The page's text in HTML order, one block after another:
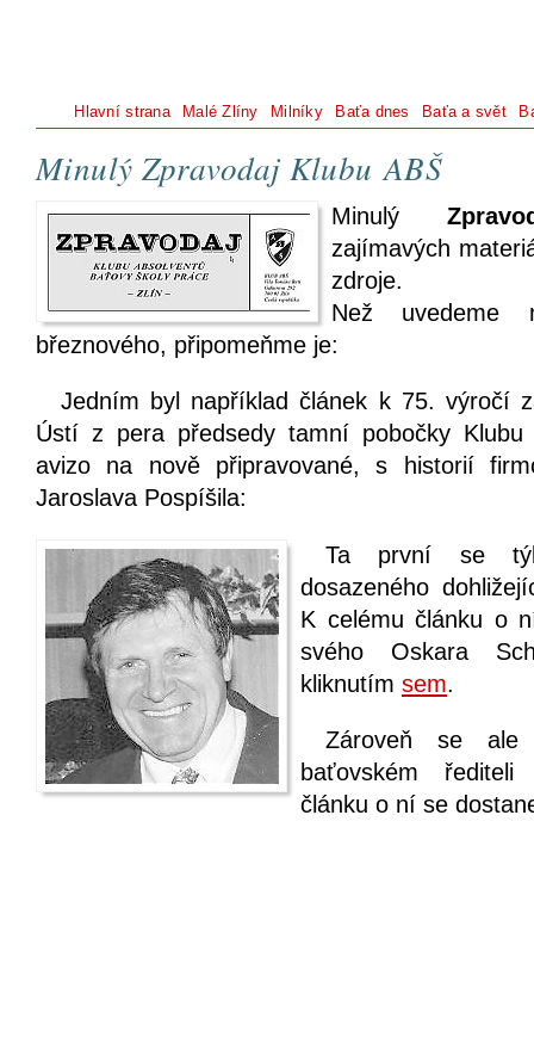
Hlavní strana Malé Zlíny Milníky Baťa dnes Baťa a svět
Minulý Zpravodaj Klubu ABŠ
Minulý
zajímavých
zdroje.
Než uvedeme
březnového, připomeňme je:
Jedním byl například článek k 75. výročí
Ústí z pera předsedy tamní pobočky Klubu
avizo na nově připravované, s historií
Jaroslava Pospíšila:
Ta první se
dosazeného
K celému článku o
svého Oskara
kliknutím sem.
Zároveň se
baťovském
článku o ní se